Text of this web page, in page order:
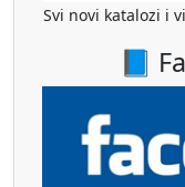
Svi novi katalozi i
📘